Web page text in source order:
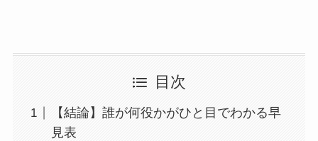
目次
【結論】誰が何役かがひと目でわかる早
見表